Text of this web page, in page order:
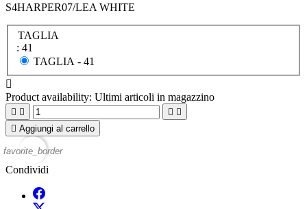
S4HARPER07/LEA WHITE
TAGLIA
: 41
TAGLIA - 41

Product availability: Ultimi articoli in magazzino
   
 Aggiungi al carrello
favorite_border
Condividi